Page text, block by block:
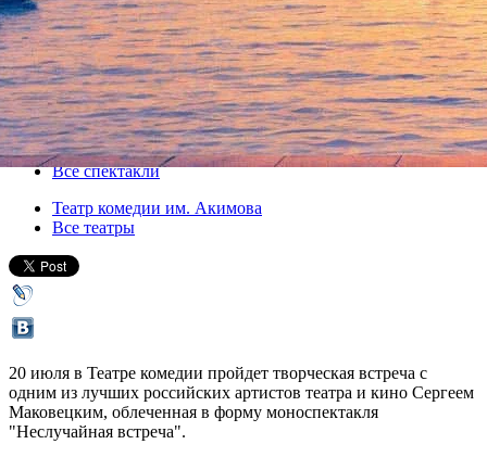
Сергей Маковецкий проведет
"Неслучайную встречу"
20 июля 2015, понедельник,19.00
Версия для печати
Все спектакли
Театр комедии им. Акимова
Все театры
20 июля в Театре комедии пройдет творческая встреча с
одним из лучших российских артистов театра и кино Сергеем
Маковецким, облеченная в форму моноспектакля
"Неслучайная встреча".